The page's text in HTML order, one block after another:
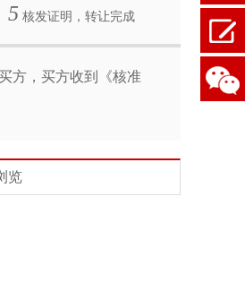
5 核发证明，转让完成
方，买方收到《核准
览